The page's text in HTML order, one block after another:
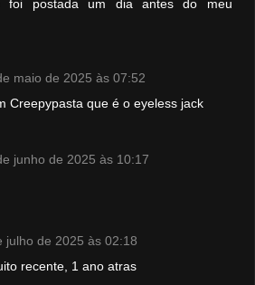
foi postada um dia antes do meu
maio de 2025 às 07:52
Creepypasta que é o eyeless jack
junho de 2025 às 10:17
julho de 2025 às 02:18
recente, 1 ano atras